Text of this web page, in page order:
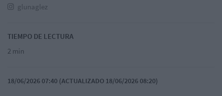
glunaglez
TIEMPO DE LECTURA
2 min
18/06/2026 07:40 (ACTUALIZADO 18/06/2026 08:20)